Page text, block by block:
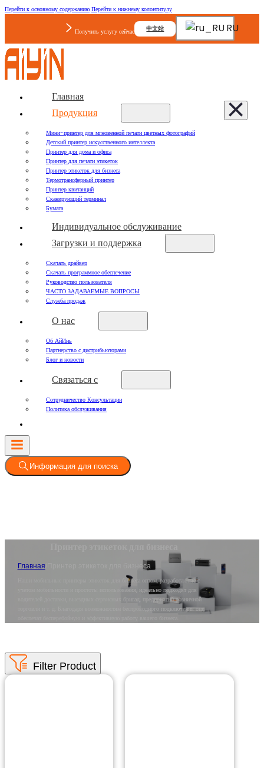
Перейти к основному содержанию Перейти к нижнему колонтитулу
Получить услугу сейчас 中文站 RU
Главная
Продукция
Мини-принтер для мгновенной печати цветных фотографий
Детский принтер искусственного интеллекта
Принтер для дома и офиса
Принтер для печати этикеток
Принтер этикеток для бизнеса
Термотрансферный принтер
Принтер квитанций
Сканирующий терминал
Бумага
Индивидуальное обслуживание
Загрузки и поддержка
Скачать драйвер
Скачать программное обеспечение
Руководство пользователя
ЧАСТО ЗАДАВАЕМЫЕ ВОПРОСЫ
Служба продаж
О нас
Об АйИнь
Партнерство с дистрибьюторами
Блог и новости
Связаться с
Сотрудничество Консультации
Политика обслуживания
Информация для поиска
Главная Принтер этикеток для бизнеса
Наши мобильные принтеры этикеток для бизнеса оптом, разработанные с
учетом мобильности и простоты использования, идеально подходят для
водителей доставки, выездных сервисных бригад, предприятий розничной
торговли и т. д. Благодаря возможностям беспроводного подключения они